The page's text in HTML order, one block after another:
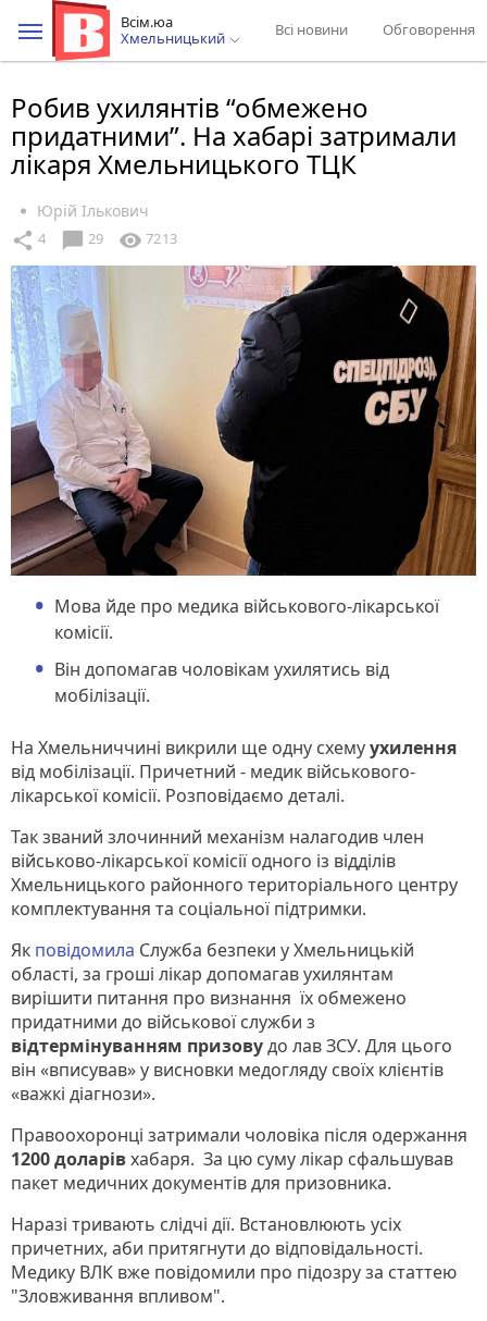
Всім.юа
Хмельницький
Всі новини Обговорення
Робив ухилянтів “обмежено
придатними”. На хабарі затримали
лікаря Хмельницького ТЦК
Юрій Ількович
share 4 chat_bubble 29 visibility 7213
Мова йде про медика військового-лікарської
комісії.
Він допомагав чоловікам ухилятись від
мобілізації.
На Хмельниччині викрили ще одну схемуухилення
від мобілізації. Причетний - медик військового-
лікарської комісії. Розповідаємо деталі.
Так званий злочинний механізм налагодив член
військово-лікарської комісії одного із відділів
Хмельницького районного територіального центру
комплектування та соціальної підтримки.
Як повідомила Служба безпеки у Хмельницькій
області, за гроші лікар допомагав ухилянтам
вирішити питання про визнання їх обмежено
придатними до військової служби з
відтермінуванням призовудо лав ЗСУ. Для цього
він «вписував» у висновки медогляду своїх клієнтів
«важкі діагнози».
Правоохоронці затримали чоловіка після одержання
1200 доларівхабаря. За цю суму лікар сфальшував
пакет медичних документів для призовника.
Наразі тривають слідчі дії. Встановлюють усіх
причетних, аби притягнути до відповідальності.
Медику ВЛК вже повідомили про підозру за статтею
"Зловживання впливом".